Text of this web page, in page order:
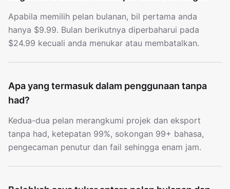
Apabila memilih pelan bulanan, bil pertama anda
hanya $9.99. Bulan berikutnya diperbaharui pada
$24.99 kecuali anda menukar atau membatalkan.
Apa yang termasuk dalam penggunaan tanpa
had?
Kedua-dua pelan merangkumi projek dan eksport
tanpa had, ketepatan 99%, sokongan 99+ bahasa,
pengecaman penutur dan fail sehingga enam jam.